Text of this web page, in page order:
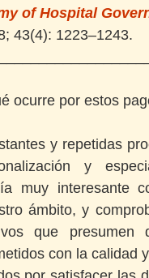
of Hospital
43(4): 1223–1243.
ocurre por estos
y repetidas
y
muy interesante
ámbito, y
que presumen
con la calidad